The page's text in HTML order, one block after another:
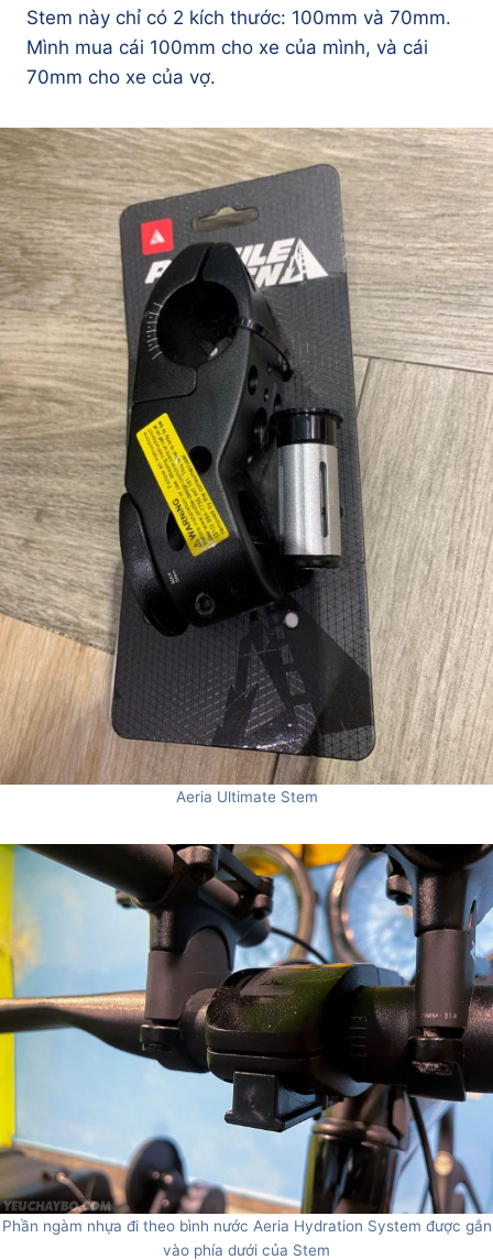
Stem này chỉ có 2 kích thước: 100mm và 70mm.
Mình mua cái 100mm cho xe của mình, và cái
70mm cho xe của vợ.
Aeria Ultimate Stem
Phần ngàm nhựa đi theo bình nước Aeria Hydration System được gắn
vào phía dưới của Stem